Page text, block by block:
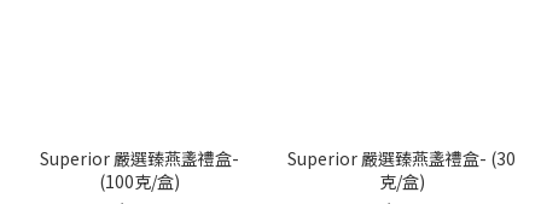
Superior 嚴選臻燕盞禮盒-
(100克/盒)
Superior 嚴選臻燕盞禮盒- (30
克/盒)